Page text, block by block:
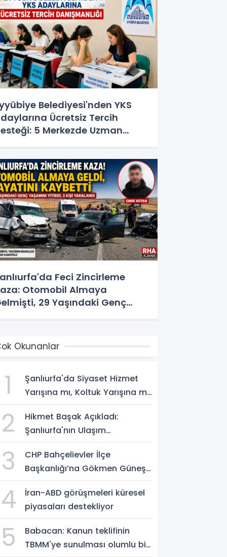
Belediyesi'nden YKS
Ücretsiz Tercih
5 Merkezde Uzman
Feci Zincirleme
Otomobil Almaya
29 Yaşındaki Genç
Okunanlar
1
Şanlıurfa'da Siyaset Hizmet
Yarışına mı, Koltuk Yarışına mı
2
Hikmet Başak Açıkladı:
Şanlıurfa'nın Ulaşım
3
CHP Bahçelievler İlçe
Başkanlığı’na Gökmen Güneş
4
İran-ABD görüşmeleri küresel
piyasaları destekliyor
5
Babacan: Kanun teklifinin
TBMM'ye sunulması olumlu bir